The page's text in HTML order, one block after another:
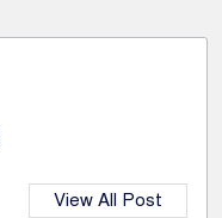
View All Post